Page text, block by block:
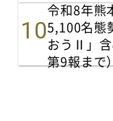
令和8年
5,100名態
おうⅡ」含
第9報まで